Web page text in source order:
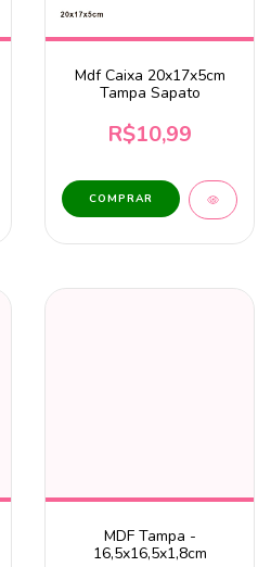
Mdf Caixa 20x17x5cm
Tampa Sapato
R$10,99
MDF Tampa -
16,5x16,5x1,8cm